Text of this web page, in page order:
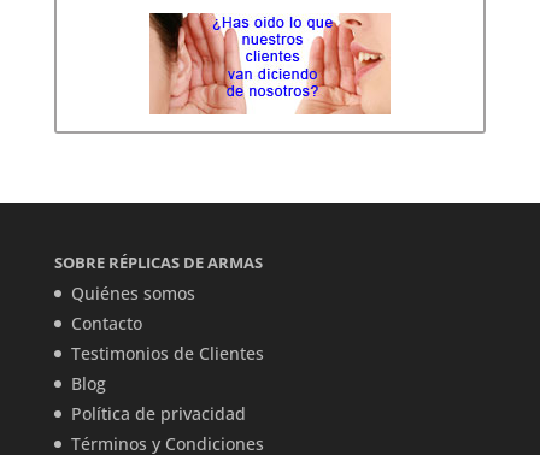
SOBRE RÉPLICAS DE ARMAS
Quiénes somos
Contacto
Testimonios de Clientes
Blog
Política de privacidad
Términos y Condiciones